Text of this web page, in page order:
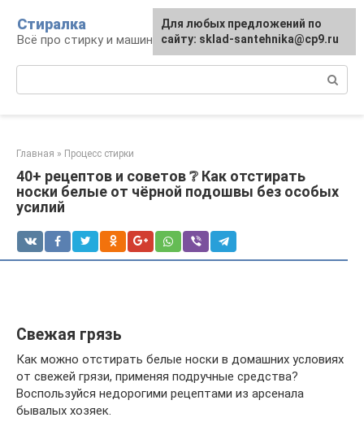
контенту
Стиралка
Всё про стирку и машинки
Главная » Процесс стирки
40+ рецептов и советов ❔ Как отстирать
носки белые от чёрной подошвы без особых
усилий
Свежая грязь
Как можно отстирать белые носки в домашних условиях
от свежей грязи, применяя подручные средства?
Воспользуйся недорогими рецептами из арсенала
бывалых хозяек.
Для любых предложений по
сайту: sklad-santehnika@cp9.ru